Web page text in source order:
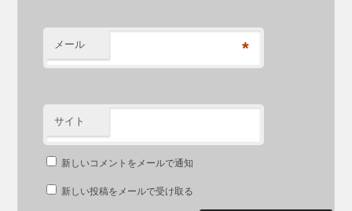
メール *
サイト
新しいコメントをメールで通知
新しい投稿をメールで受け取る